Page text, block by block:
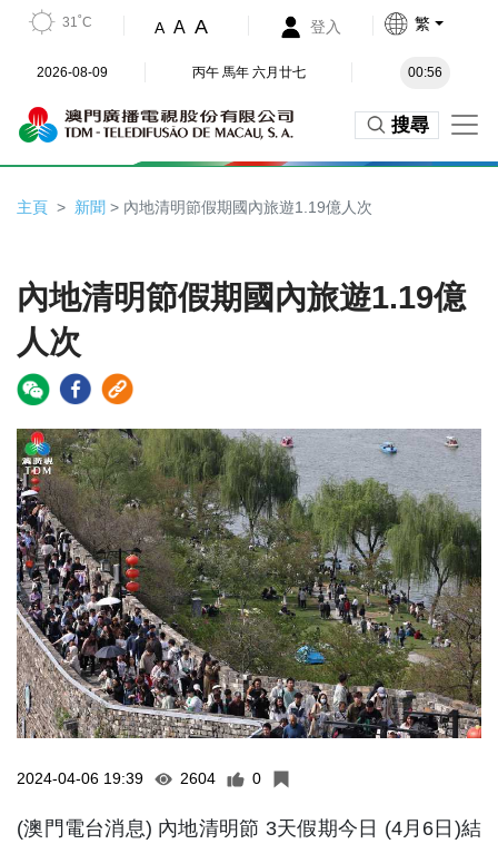
31˚C A A A 登入 繁
2026-08-09 丙午 馬年 六月廿七 00:56
搜尋
主頁 新聞 > 內地清明節假期國內旅遊1.19億人次
內地清明節假期國內旅遊1.19億
人次
2024-04-06 19:39 2604 0
(澳門電台消息) 內地清明節 3天假期今日 (4月6日)結